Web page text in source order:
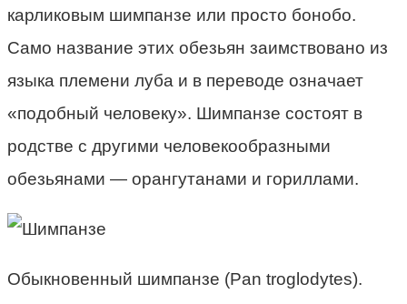
карликовым шимпанзе или просто бонобо.
Само название этих обезьян заимствовано из
языка племени луба и в переводе означает
«подобный человеку». Шимпанзе состоят в
родстве с другими человекообразными
обезьянами — орангутанами и гориллами.
Обыкновенный шимпанзе (Pan troglodytes).